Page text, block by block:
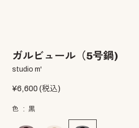
ガルビュール（5号鍋)
studio m'
¥6,600(税込)
色 黒